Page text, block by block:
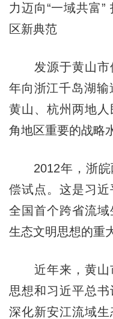
力迈向“一域共富
区新典范
发源于黄山市
年向浙江千岛湖
黄山、杭州两地
角地区重要的战略
2012年，浙皖
偿试点。这是习
全国首个跨省流
生态文明思想的重
近年来，黄山
思想和习近平总
深化新安江流域